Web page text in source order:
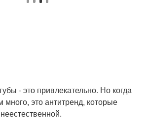
- это привлекательно. Но когда
много, это антитренд, которые